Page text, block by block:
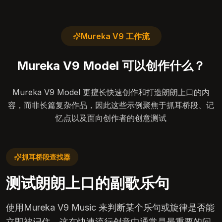
Mureka V9 工作流
Mureka V9 Model 可以创作什么？
Mureka V9 Model 更擅长快速创作和打造朗朗上口的内
容，而非长篇复杂作品，因此这些示例聚焦于抓耳桥段、记
忆点以及面向创作者的创意测试
抓耳桥段查找器
测试朗朗上口的副歌乐句
使用Mureka V9 Music 来判断某个乐句或旋律是否能